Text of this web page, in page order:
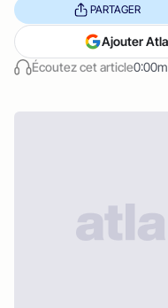
Écoutez cet article
PARTAGER
Ajouter